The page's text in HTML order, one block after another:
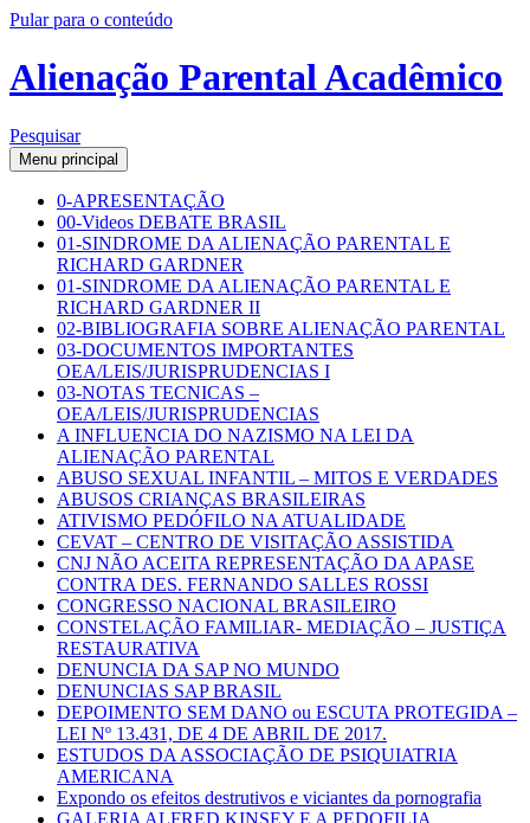
Pular para o conteúdo
Alienação Parental Acadêmico
Pesquisar
Menu principal
0-APRESENTAÇÃO
00-Videos DEBATE BRASIL
01-SINDROME DA ALIENAÇÃO PARENTAL E
RICHARD GARDNER
01-SINDROME DA ALIENAÇÃO PARENTAL E
RICHARD GARDNER II
02-BIBLIOGRAFIA SOBRE ALIENAÇÃO PARENTAL
03-DOCUMENTOS IMPORTANTES
OEA/LEIS/JURISPRUDENCIAS I
03-NOTAS TECNICAS –
OEA/LEIS/JURISPRUDENCIAS
A INFLUENCIA DO NAZISMO NA LEI DA
ALIENAÇÃO PARENTAL
ABUSO SEXUAL INFANTIL – MITOS E VERDADES
ABUSOS CRIANÇAS BRASILEIRAS
ATIVISMO PEDÓFILO NA ATUALIDADE
CEVAT – CENTRO DE VISITAÇÃO ASSISTIDA
CNJ NÃO ACEITA REPRESENTAÇÃO DA APASE
CONTRA DES. FERNANDO SALLES ROSSI
CONGRESSO NACIONAL BRASILEIRO
CONSTELAÇÃO FAMILIAR- MEDIAÇÃO – JUSTIÇA
RESTAURATIVA
DENUNCIA DA SAP NO MUNDO
DENUNCIAS SAP BRASIL
DEPOIMENTO SEM DANO ou ESCUTA PROTEGIDA –
LEI Nº 13.431, DE 4 DE ABRIL DE 2017.
ESTUDOS DA ASSOCIAÇÃO DE PSIQUIATRIA
AMERICANA
Expondo os efeitos destrutivos e viciantes da pornografia
GALERIA ALFRED KINSEY E A PEDOFILIA